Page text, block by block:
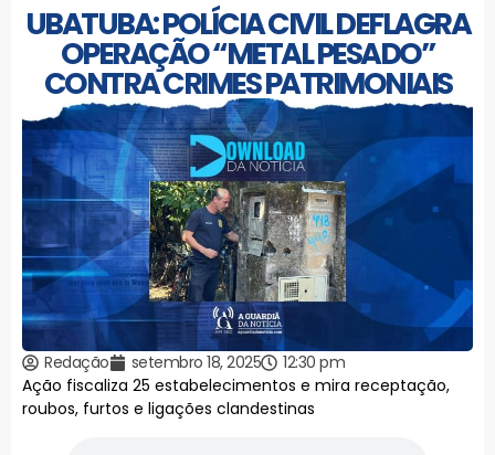
UBATUBA: POLÍCIA CIVIL DEFLAGRA
OPERAÇÃO “METAL PESADO”
CONTRA CRIMES PATRIMONIAIS
Redação setembro 18, 2025
12:30 pm
Ação fiscaliza 25 estabelecimentos e mira receptação,
roubos, furtos e ligações clandestinas